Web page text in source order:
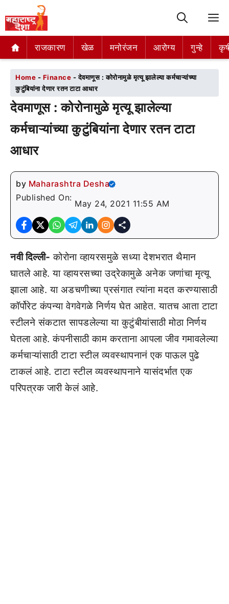
राजकारण खेळ मनोरंजन आरोग्य गुन्हे
राजकारण खेळ मनोरंजन आरोग्य गुन्हे
Home - Finance -देवमाणूस : कोरोनामुळे मृत्यू झालेल्या कर्मचाऱ्यांच्या
कुटुंबियांना देणार रतन टाटा आधार
देवमाणूस : कोरोनामुळे मृत्यू झालेल्या
कर्मचाऱ्यांच्या कुटुंबियांना देणार रतन टाटा
आधार
by Maharashtra Desha
Published On:
May 24, 2021 11:55 AM
नवी दिल्ली- कोरोना व्हायरसमुळे सध्या देशभरात थैमान
घातले आहे. या व्हायरसच्या उद्रेकामुळे अनेक जणांचा मृत्यू
झाला आहे. या अडचणीच्या प्रसंगात त्यांना मदत करण्यासाठी
कॉर्पोरेट कंपन्या वेगवेगळे निर्णय घेत आहेत. यातच आता टाटा
स्टीलने संकटात सापडलेल्या या कुटुंबीयांसाठी मोठा निर्णय
घेतला आहे. कंपनीसाठी काम करताना आपला जीव गमावलेल्या
कर्मचाऱ्यांसाठी टाटा स्टील व्यवस्थापनानं एक पाऊल पुढे
टाकलं आहे. टाटा स्टील व्यवस्थापनाने यासंदर्भात एक
परिपत्रक जारी केलं आहे.